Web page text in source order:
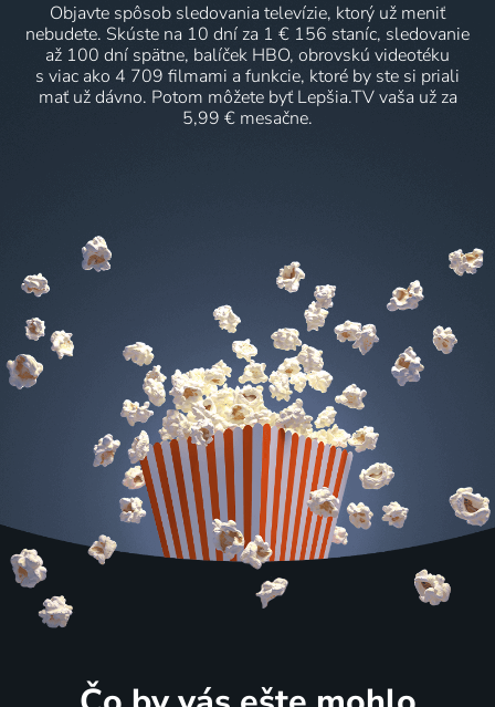
Objavte spôsob sledovania televízie, ktorý už meniť
nebudete. Skúste na 10 dní za 1 € 156 staníc, sledovanie
až 100 dní spätne, balíček HBO, obrovskú videotéku
s viac ako 4 709 filmami a funkcie, ktoré by ste si priali
mať už dávno. Potom môžete byť Lepšia.TV vaša už za
5,99 € mesačne.